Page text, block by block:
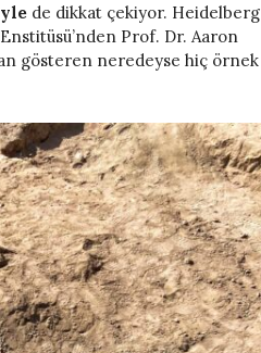
de dikkat çekiyor. Heidelberg
Prof. Dr. Aaron
gösteren neredeyse hiç örnek